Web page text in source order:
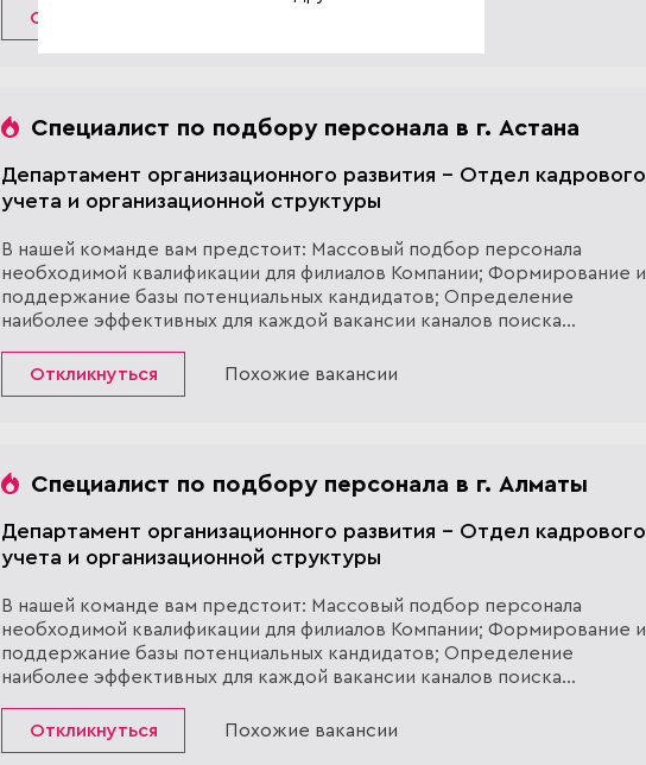
Вводны...
Откликнуться
Специалист по подбору персонала в г. Астана
Департамент организационного развития - Отдел кадрового
учета и организационной структуры
В нашей команде вам предстоит: Массовый подбор персонала
необходимой квалификации для филиалов Компании; Формирование и
поддержание базы потенциальных кандидатов; Определение
наиболее эффективных для каждой вакансии каналов поиска
Проведение пер...
Откликнуться Похожие вакансии
Специалист по подбору персонала в г. Алматы
Департамент организационного развития - Отдел кадрового
учета и организационной структуры
В нашей команде вам предстоит: Массовый подбор персонала
необходимой квалификации для филиалов Компании; Формирование и
поддержание базы потенциальных кандидатов; Определение
наиболее эффективных для каждой вакансии каналов поиска
Проведение пер...
Откликнуться Похожие вакансии